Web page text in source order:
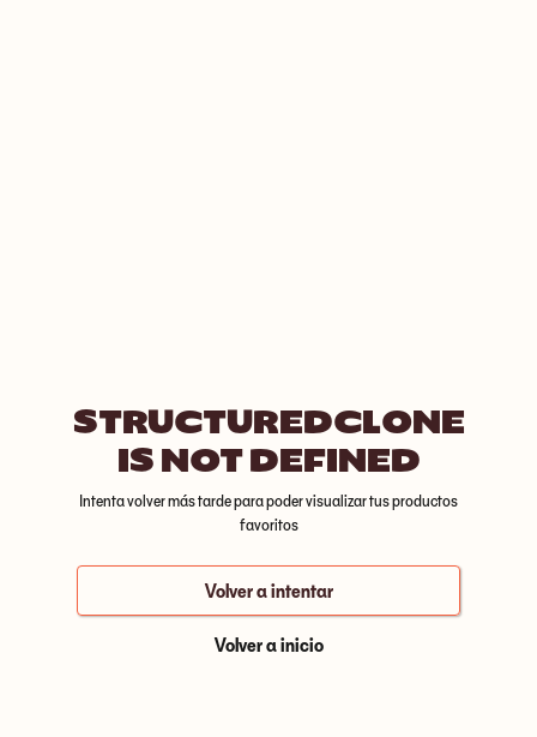
STRUCTUREDCLONE
IS NOT DEFINED
Intenta volver más tarde para poder visualizar tus productos
favoritos
Volver a intentar
Volver a inicio